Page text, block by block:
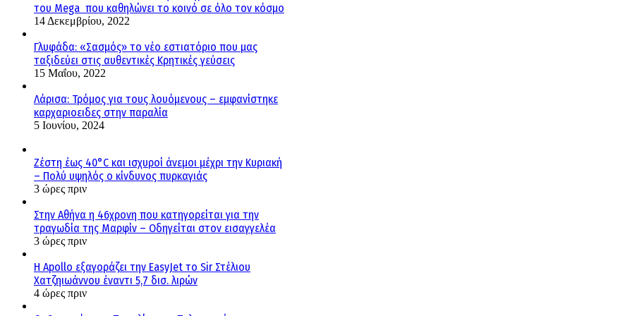
του Mega που καθηλώνει το κοινό σε όλο τον κόσμο
14 Δεκεμβρίου, 2022
Γλυφάδα: «Σασμός» το νέο εστιατόριο που μας
ταξιδεύει στις αυθεντικές Κρητικές γεύσεις
15 Μαΐου, 2022
Λάρισα: Τρόμος για τους λουόμενους – εμφανίστηκε
καρχαριοειδες στην παραλία
5 Ιουνίου, 2024
Ζέστη έως 40°C και ισχυροί άνεμοι μέχρι την Κυριακή
– Πολύ υψηλός ο κίνδυνος πυρκαγιάς
3 ώρες πριν
Στην Αθήνα η 46χρονη που κατηγορείται για την
τραγωδία της Μαρφίν – Οδηγείται στον εισαγγελέα
3 ώρες πριν
Η Apollo εξαγοράζει την EasyJet το Sir Στέλιου
Χατζηιωάννου έναντι 5,7 δισ. λιρών
4 ώρες πριν